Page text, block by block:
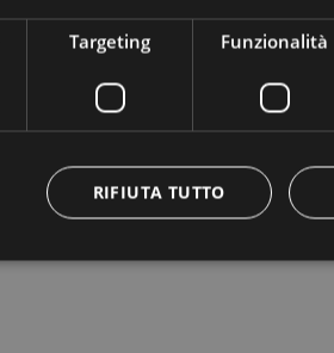
Targeting Funzionalità
RIFIUTA TUTTO